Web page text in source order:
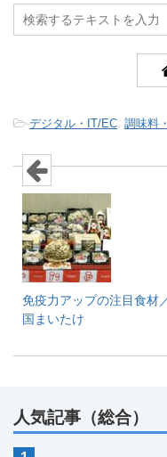
-デジタル・IT/EC, 調味料
免疫力アップの注目食材
国まいたけ
人気記事（総合）